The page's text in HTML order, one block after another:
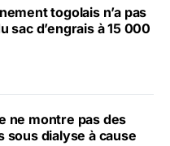
togolais n’a pas
sac d’engrais à 15 000
ne montre pas des
sous dialyse à cause